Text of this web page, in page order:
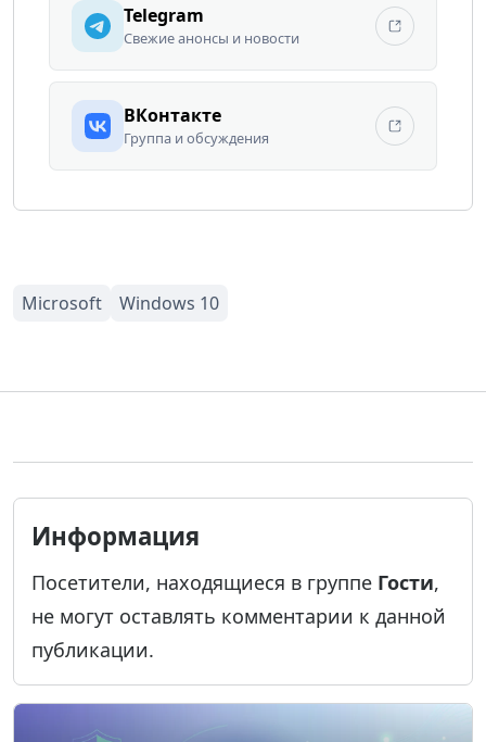
Telegram
Свежие анонсы и новости
ВКонтакте
Группа и обсуждения
Информация
Посетители, находящиеся в группе Гости,
не могут оставлять комментарии к данной
публикации.